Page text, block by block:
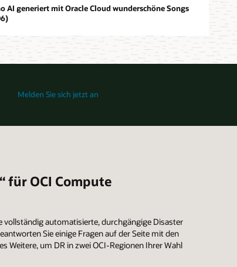
AI generiert mit Oracle Cloud wunderschöne Songs
Melden Sie sich jetzt an
für OCI Compute
automatisierte, durchgängige Disaster
Sie einige Fragen auf der Seite mit den
Weitere, um DR in zwei OCI-Regionen Ihrer Wahl